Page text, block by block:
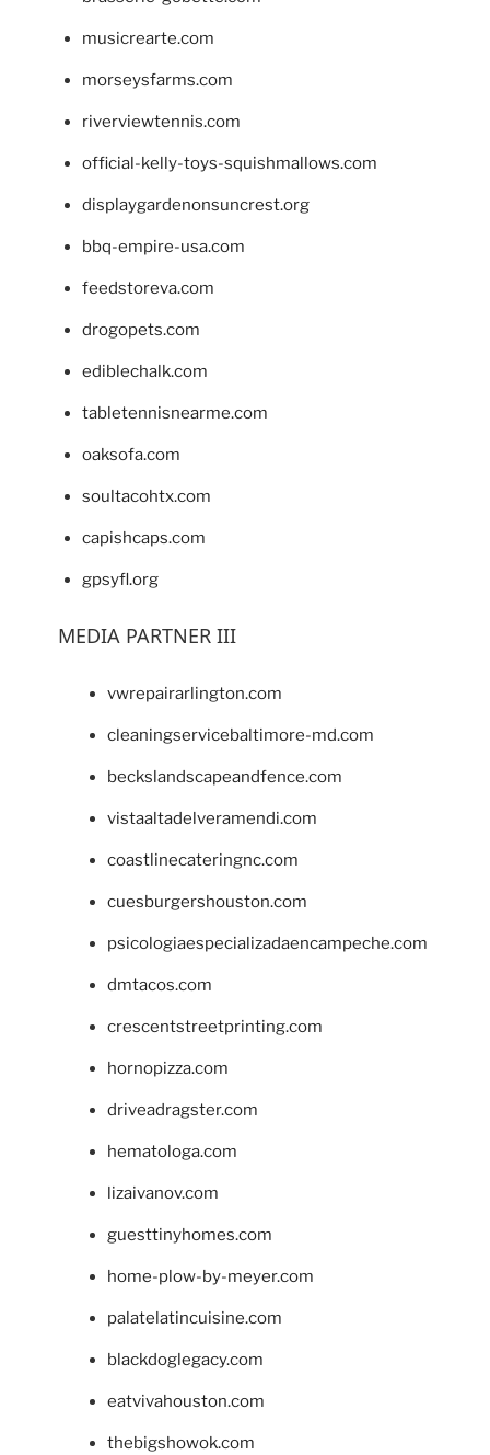
musicrearte.com
morseysfarms.com
riverviewtennis.com
official-kelly-toys-squishmallows.com
displaygardenonsuncrest.org
bbq-empire-usa.com
feedstoreva.com
drogopets.com
ediblechalk.com
tabletennisnearme.com
oaksofa.com
soultacohtx.com
capishcaps.com
gpsyfl.org
MEDIA PARTNER III
vwrepairarlington.com
cleaningservicebaltimore-md.com
beckslandscapeandfence.com
vistaaltadelveramendi.com
coastlinecateringnc.com
cuesburgershouston.com
psicologiaespecializadaencampeche.com
dmtacos.com
crescentstreetprinting.com
hornopizza.com
driveadragster.com
hematologa.com
lizaivanov.com
guesttinyhomes.com
home-plow-by-meyer.com
palatelatincuisine.com
blackdoglegacy.com
eatvivahouston.com
thebigshowok.com